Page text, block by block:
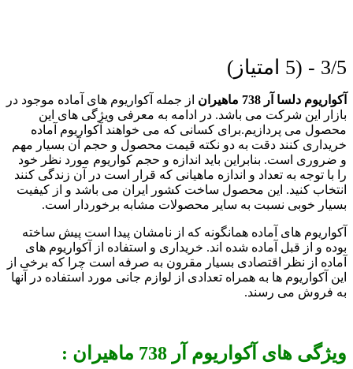
3/5 - (5 امتیاز)
آکواریوم دلسا آر 738 ماهیران
از جمله آکواریوم های آماده موجود در
بازار این شرکت می باشد. در ادامه به معرفی ویژگی های این
محصول می پردازیم.برای کسانی که می خواهند آکواریوم آماده
خریداری کنند دقت به دو نکته قیمت محصول و حجم آن بسیار مهم
و ضروری است. بنابراین باید اندازه و حجم کواریوم مورد نظر خود
را با توجه به تعداد و اندازه ماهیانی که قرار است در آن زندگی کنند
انتخاب کنید. این محصول ساخت کشور ایران می باشد و از کیفیت
بسیار خوبی نسبت به سایر محصولات مشابه برخوردار است.
آکواریوم های آماده همانگونه که از نامشان پیدا است پیش ساخته
بوده و از قبل آماده شده اند. خریداری و استفاده از آکواریوم های
آماده از نظر اقتصادی بسیار مقرون به صرفه است چرا که برخی از
این آکواریوم ها به همراه تعدادی از لوازم جانی مورد استفاده در آنها
به فروش می رسند.
ویژگی های آکواریوم آر 738 ماهیران :